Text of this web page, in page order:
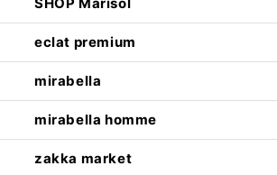
eclat premium
mirabella
mirabella homme
zakka market